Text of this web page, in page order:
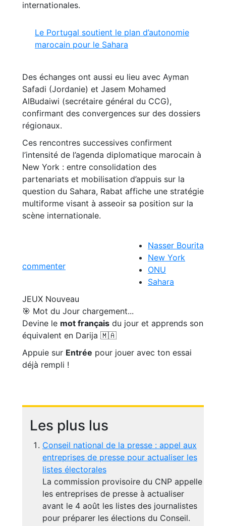
internationales.
Le Portugal soutient le plan d’autonomie
marocain pour le Sahara
Des échanges ont aussi eu lieu avec Ayman
Safadi (Jordanie) et Jasem Mohamed
AlBudaiwi (secrétaire général du CCG),
confirmant des convergences sur des dossiers
régionaux.
Ces rencontres successives confirment
l’intensité de l’agenda diplomatique marocain à
New York : entre consolidation des
partenariats et mobilisation d’appuis sur la
question du Sahara, Rabat affiche une stratégie
multiforme visant à asseoir sa position sur la
scène internationale.
commenter
Nasser Bourita
New York
ONU
Sahara
JEUX Nouveau
🎯 Mot du Jour chargement...
Devine le mot français du jour et apprends son
équivalent en Darija 🇲🇦
Appuie sur Entrée pour jouer avec ton essai
déjà rempli !
Les plus lus
Conseil national de la presse : appel aux
entreprises de presse pour actualiser les
listes électorales
La commission provisoire du CNP appelle
les entreprises de presse à actualiser
avant le 4 août les listes des journalistes
pour préparer les élections du Conseil.